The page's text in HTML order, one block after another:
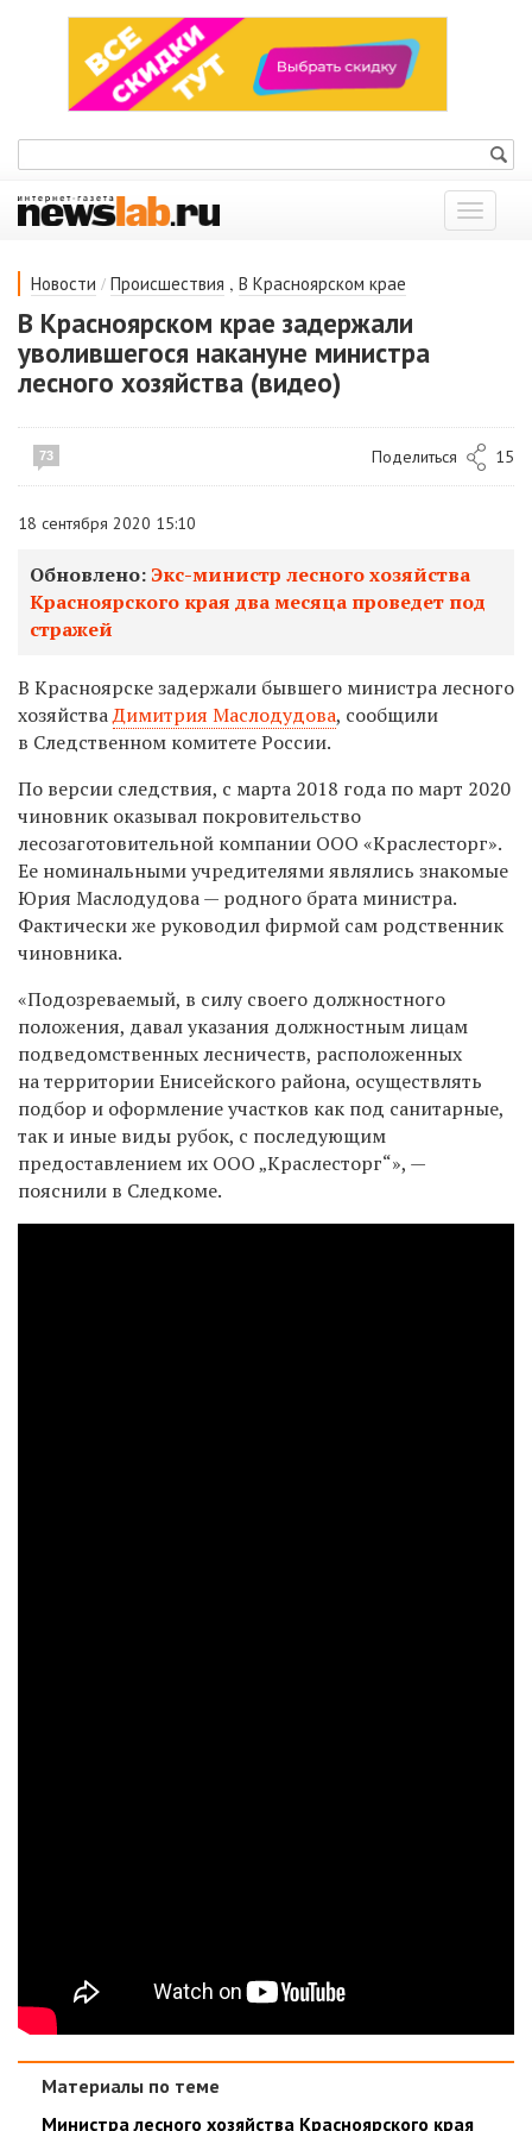
Показать
меню
Новости / Происшествия , В Красноярском крае
В Красноярском крае задержали
уволившегося накануне министра
лесного хозяйства (видео)
73 Поделиться 15
18 сентября 2020 15:10
Обновлено:Экс-министр лесного хозяйства
Красноярского края два месяца проведет под
стражей
В Красноярске задержали бывшего министра лесного
хозяйстваДимитрия Маслодудова, сообщили
в Следственном комитете России.
По версии следствия, с марта 2018 года по март 2020
чиновник оказывал покровительство
лесозаготовительной компании ООО «Краслесторг».
Ее номинальными учредителями являлись знакомые
Юрия Маслодудова — родного брата министра.
Фактически же руководил фирмой сам родственник
чиновника.
«Подозреваемый, в силу своего должностного
положения, давал указания должностным лицам
подведомственных лесничеств, расположенных
на территории Енисейского района, осуществлять
подбор и оформление участков как под санитарные,
так и иные виды рубок, с последующим
предоставлением их ООО „Краслесторг“», —
пояснили в Следкоме.
Материалы по теме
Министра лесного хозяйства Красноярского края